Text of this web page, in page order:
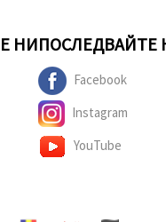
НИПОСЛЕДВАЙТЕ
Facebook
Instagram
YouTube